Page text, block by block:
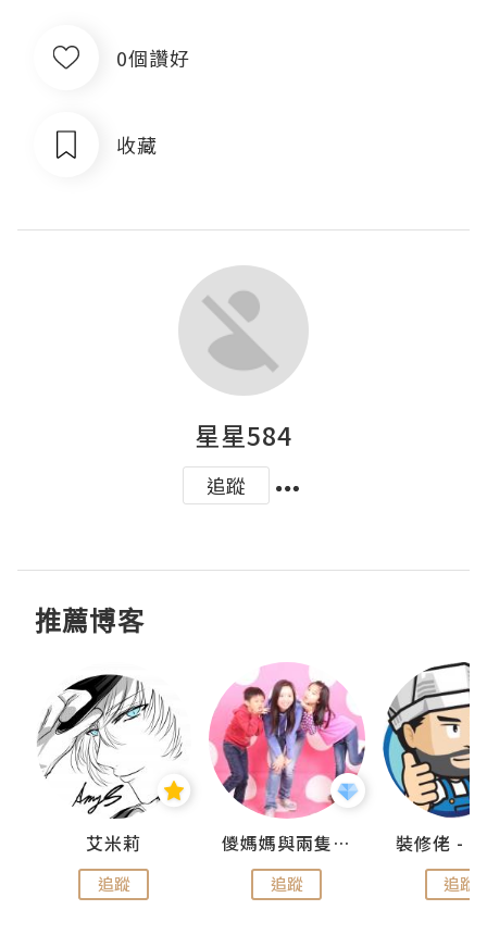
0個讚好
收藏
星星584
追蹤
推薦博客
艾米莉
追蹤
儍媽媽與兩隻小魔怪之家
追蹤 追蹤